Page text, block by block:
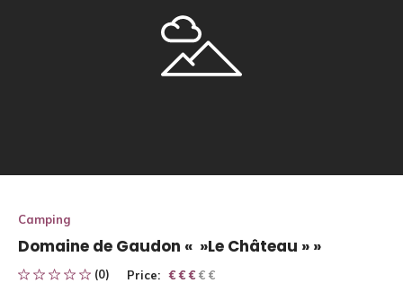
Camping
Domaine de Gaudon « »Le Château » »
(0) Price: € € € € €
€ € €